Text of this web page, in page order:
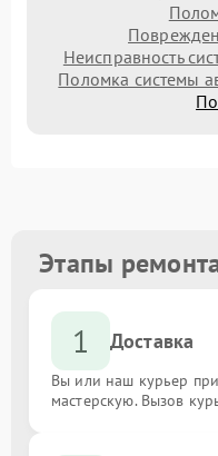
Неисправность
Поломка системы
Этапы
1 Доставка
Вы или наш курьер
мастерскую. Вызов